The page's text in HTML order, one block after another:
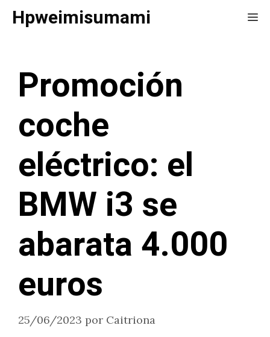
SaltarHpweimisumami
Promoción
coche
eléctrico: el
BMW i3 se
abarata 4.000
euros
25/06/2023 por Caitriona